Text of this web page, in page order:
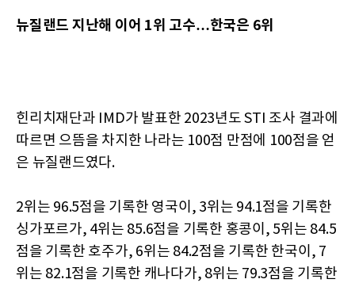
뉴질랜드 지난해 이어 1위 고수…한국은 6위
힌리치재단과 IMD가 발표한 2023년도 STI 조사 결과에
따르면 으뜸을 차지한 나라는 100점 만점에 100점을 얻
은 뉴질랜드였다.
2위는 96.5점을 기록한 영국이, 3위는 94.1점을 기록한
싱가포르가, 4위는 85.6점을 기록한 홍콩이, 5위는 84.5
점을 기록한 호주가, 6위는 84.2점을 기록한 한국이, 7
위는 82.1점을 기록한 캐나다가, 8위는 79.3점을 기록한